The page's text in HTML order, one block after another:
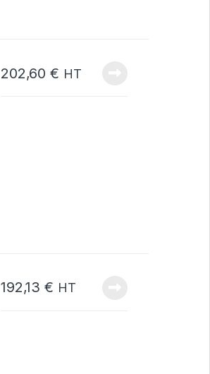
202,60€ HT
192,13€ HT